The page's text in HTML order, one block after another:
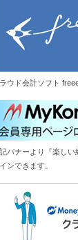
ウド会計ソフト
記バナーより『楽しい
ンできます。